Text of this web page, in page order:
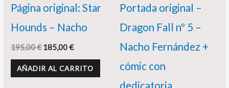
Página original: Star
Hounds – Nacho
195,00€ 185,00€
AÑADIR AL CARRITO
Portada original –
Dragon Fall nº 5 –
Nacho Fernández +
cómic con